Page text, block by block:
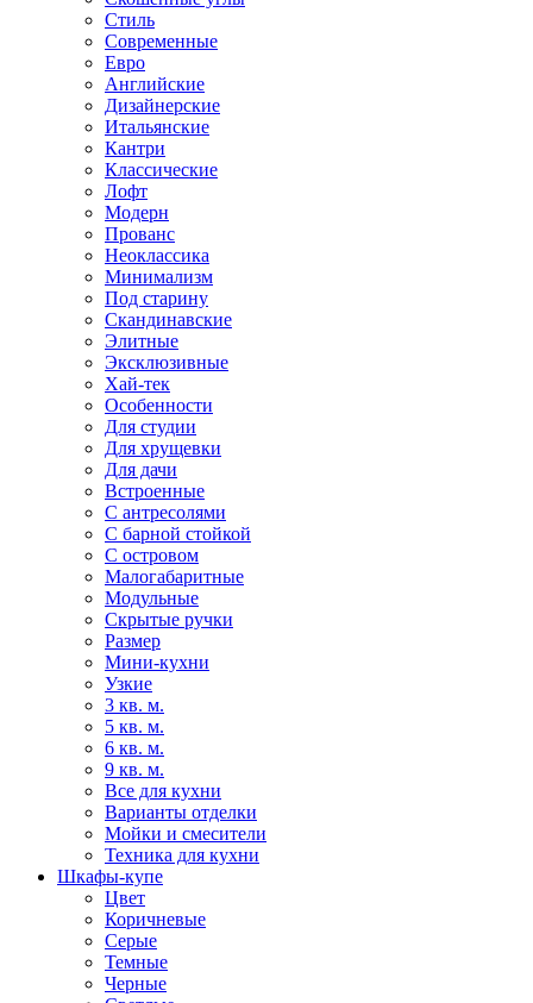
Стиль
Современные
Евро
Английские
Дизайнерские
Итальянские
Кантри
Классические
Лофт
Модерн
Прованс
Неоклассика
Минимализм
Под старину
Скандинавские
Элитные
Эксклюзивные
Хай-тек
Особенности
Для студии
Для хрущевки
Для дачи
Встроенные
С антресолями
С барной стойкой
С островом
Малогабаритные
Модульные
Скрытые ручки
Размер
Мини-кухни
Узкие
3 кв. м.
5 кв. м.
6 кв. м.
9 кв. м.
Все для кухни
Варианты отделки
Мойки и смесители
Техника для кухни
Шкафы-купе
Цвет
Коричневые
Серые
Темные
Черные